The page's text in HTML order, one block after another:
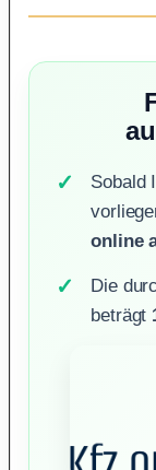
Sobald
online
Die
beträgt